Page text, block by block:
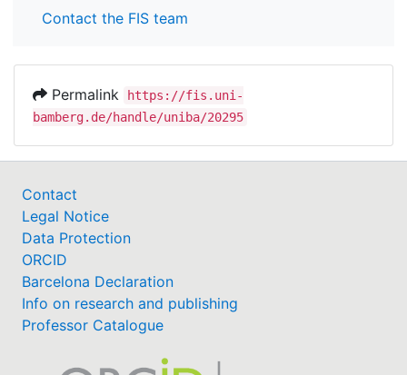
Contact the FIS team
Permalink
https://fis.uni-
bamberg.de/handle/uniba/20295
Contact
Legal Notice
Data Protection
ORCID
Barcelona Declaration
Info on research and publishing
Professor Catalogue